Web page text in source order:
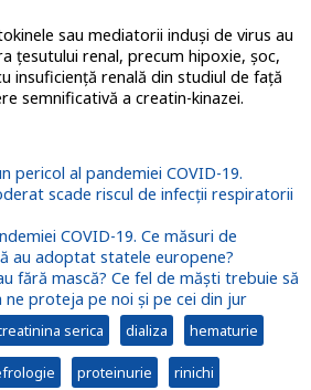
sau mediatorii induși de virus au
țesutului renal, precum hipoxie, șoc,
insuficiență renală din studiul de față
semnificativă a creatin-kinazei.
pericol al pandemiei COVID-19.
scade riscul de infecții respiratorii
COVID-19. Ce măsuri de
au adoptat statele europene?
fără mască? Ce fel de măști trebuie să
proteja pe noi și pe cei din jur
serica dializa hematurie
proteinurie rinichi